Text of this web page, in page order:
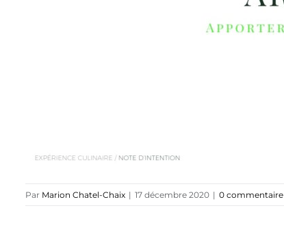
Par Marion Chatel-Chaix | 17 décembre 2020 | 0 commentaire